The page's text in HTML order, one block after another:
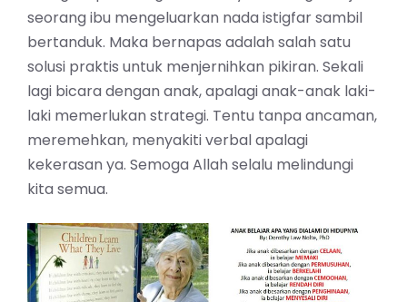
seorang ibu mengeluarkan nada istigfar sambil
bertanduk. Maka bernapas adalah salah satu
solusi praktis untuk menjernihkan pikiran. Sekali
lagi bicara dengan anak, apalagi anak-anak laki-
laki memerlukan strategi. Tentu tanpa ancaman,
meremehkan, menyakiti verbal apalagi
kekerasan ya. Semoga Allah selalu melindungi
kita semua.